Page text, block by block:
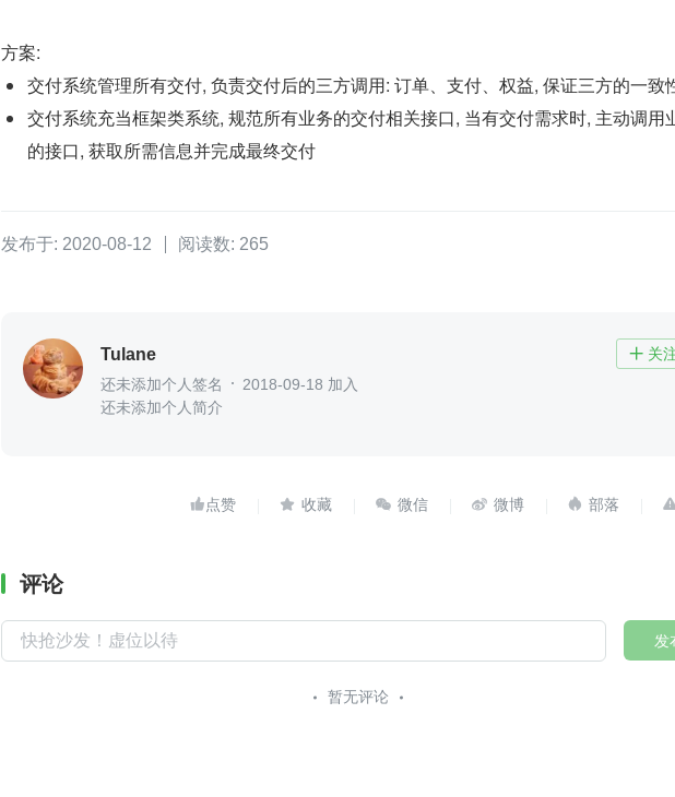
方案:
交付系统管理所有交付, 负责交付后的三方调用: 订单、支付、权益, 保证三方的一致
交付系统充当框架类系统, 规范所有业务的交付相关接口, 当有交付需求时, 主动调用
的接口, 获取所需信息并完成最终交付
发布于: 2020-08-12 阅读数: 265
Tulane  关
还未添加个人签名
2018-09-18 加入
还未添加个人简介
    
评论
发
暂无评论